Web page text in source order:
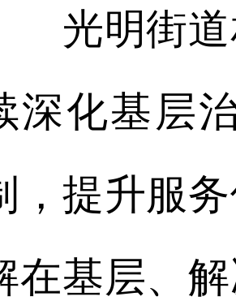
光明街道
深化基层
，提升服
在基层、